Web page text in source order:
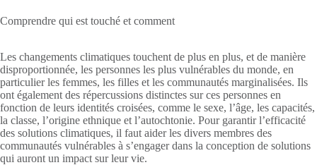
Comprendre qui est touché et comment
Les changements climatiques touchent de plus en plus, et de manière
disproportionnée, les personnes les plus vulnérables du monde, en
particulier les femmes, les filles et les communautés marginalisées. Ils
ont également des répercussions distinctes sur ces personnes en
fonction de leurs identités croisées, comme le sexe, l’âge, les capacités,
la classe, l’origine ethnique et l’autochtonie. Pour garantir l’efficacité
des solutions climatiques, il faut aider les divers membres des
communautés vulnérables à s’engager dans la conception de solutions
qui auront un impact sur leur vie.